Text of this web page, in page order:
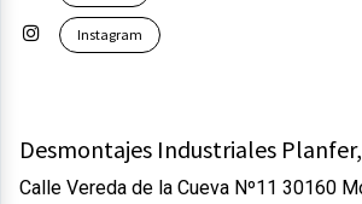
Instagram
Desmontajes Industriales
Calle Vereda de la Cueva Nº11 30160